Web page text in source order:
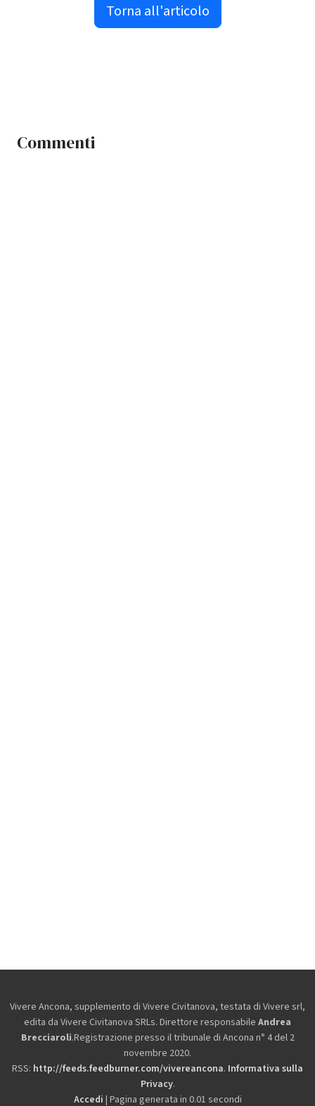
Torna all'articolo
Commenti
Vivere Ancona, supplemento di Vivere Civitanova, testata di Vivere srl,
edita da Vivere Civitanova SRLs. Direttore responsabile Andrea
Brecciaroli.Registrazione presso il tribunale di Ancona n° 4 del 2
novembre 2020.
RSS: http://feeds.feedburner.com/vivereancona. Informativa sulla
Privacy.
Accedi | Pagina generata in 0.01 secondi